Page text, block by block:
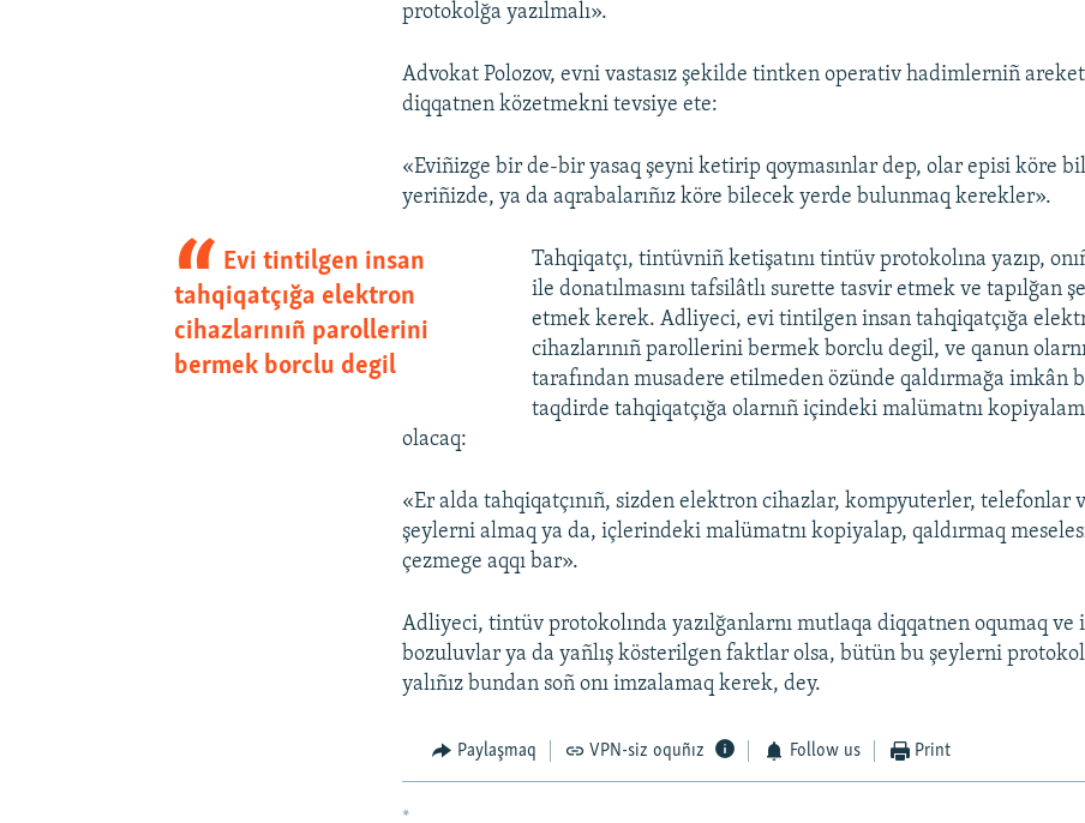
protokolğa yazılmalı».
Advokat Polozov, evni vastasız şekilde tintken operativ hadimlerniñ
diqqatnen közetmekni tevsiye ete:
«Eviñizge bir de-bir yasaq şeyni ketirip qoymasınlar dep, olar episi köre
yeriñizde, ya da aqrabalarıñız köre bilecek yerde bulunmaq kerekler».
Evi tintilgen insan
tahqiqatçığa elektron
cihazlarınıñ parollerini
bermek borclu degil
Tahqiqatçı, tintüvniñ ketişatını tintüv protokolına yazıp,
ile donatılmasını tafsilâtlı surette tasvir etmek ve tapılğan
etmek kerek. Adliyeci, evi tintilgen insan tahqiqatçığa
cihazlarınıñ parollerini bermek borclu degil, ve qanun
tarafından musadere etilmeden özünde qaldırmağa imkân
taqdirde tahqiqatçığa olarnıñ içindeki malümatnı
olacaq:
«Er alda tahqiqatçınıñ, sizden elektron cihazlar, kompyuterler, telefonlar
şeylerni almaq ya da, içlerindeki malümatnı kopiyalap, qaldırmaq
çezmege aqqı bar».
Adliyeci, tintüv protokolında yazılğanlarnı mutlaqa diqqatnen oqumaq ve
bozuluvlar ya da yañlış kösterilgen faktlar olsa, bütün bu şeylerni
yalıñız bundan soñ onı imzalamaq kerek, dey.
Paylaşmaq VPN-siz oquñız Follow us Print
*